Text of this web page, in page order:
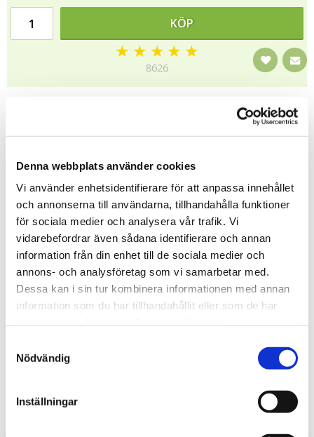
Denna webbplats använder cookies
Vi använder enhetsidentifierare för att anpassa innehållet
och annonserna till användarna, tillhandahålla funktioner
för sociala medier och analysera vår trafik. Vi
vidarebefordrar även sådana identifierare och annan
information från din enhet till de sociala medier och
annons- och analysföretag som vi samarbetar med.
Dessa kan i sin tur kombinera informationen med annan
information som du har tillhandahållit eller som de har
Nödvändig
Inställningar
KÖP
★ ★ ★ ★ ★
8626
Tipsa
Upptäck mer
Räder
Julklappar till flickvän
Julklappar till henne
Julklappar till honom
Julklappar till pojkvän
Julklappar till vännen
Konfirmationspresenter
Presenter till Flickvän
Presenter till Honom